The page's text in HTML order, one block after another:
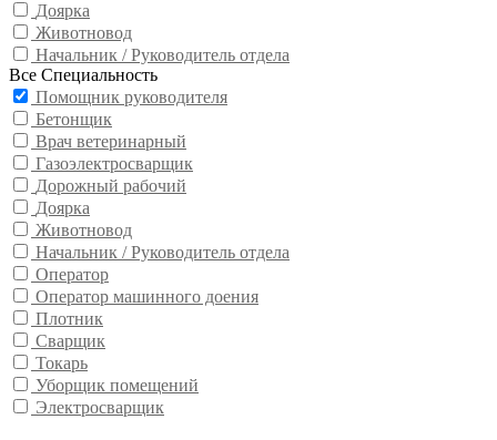
Доярка
Животновод
Начальник / Руководитель отдела
Все Специальность
Помощник руководителя
Бетонщик
Врач ветеринарный
Газоэлектросварщик
Дорожный рабочий
Доярка
Животновод
Начальник / Руководитель отдела
Оператор
Оператор машинного доения
Плотник
Сварщик
Токарь
Уборщик помещений
Электросварщик